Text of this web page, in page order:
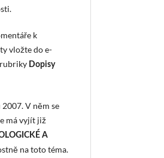
k
vložte do e-
Dopisy
V něm se
má vyjít již
A
na toto téma.